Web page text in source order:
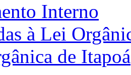
Interno
à Lei
de Itapoá